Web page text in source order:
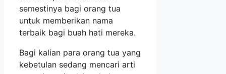
semestinya bagi orang tua
untuk memberikan nama
terbaik bagi buah hati mereka.
Bagi kalian para orang tua yang
kebetulan sedang mencari arti